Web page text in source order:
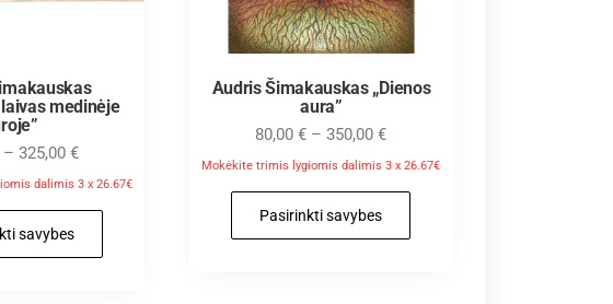
medinėje
– 325,00 €
dalimis 3 x 26.67€
savybes
Audris Šimakauskas „Dienos
aura”
80,00€ – 350,00€
Mokėkite trimis lygiomis dalimis 3 x 26.67€
Pasirinkti savybes